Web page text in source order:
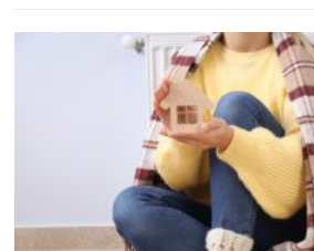
PAGINAȚIE
ARTICOLE